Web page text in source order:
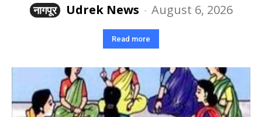
नागपूर
Udrek News - August 6, 2026
Read more